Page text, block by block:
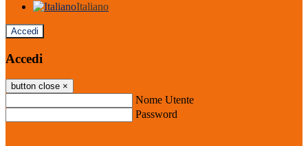
Italiano
Accedi
Accedi
button close ×
Nome Utente
Password